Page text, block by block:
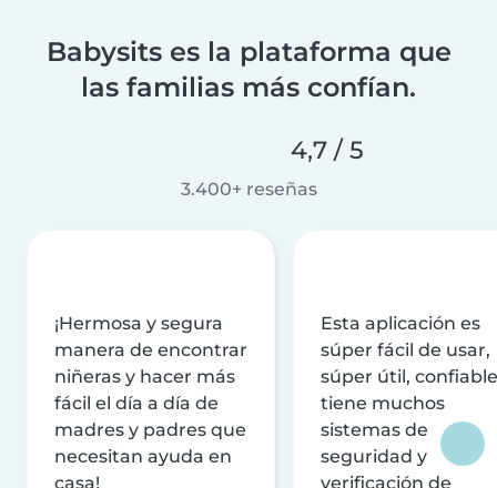
Babysits es la plataforma que
las familias más confían.
4,7 / 5
3.400+ reseñas
¡Hermosa y segura
manera de encontrar
niñeras y hacer más
fácil el día a día de
madres y padres que
necesitan ayuda en
casa!
Esta aplicación es
súper fácil de usar,
súper útil,
tiene muchos
sistemas de
seguridad y
verificación de